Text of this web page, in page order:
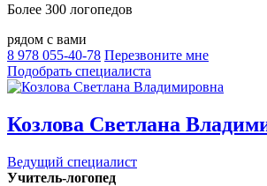
Более 300 логопедов
рядом с вами
8 978 055-40-78 Перезвоните мне
Подобрать специалиста
Козлова Светлана
Ведущий специалист
Учитель-логопед